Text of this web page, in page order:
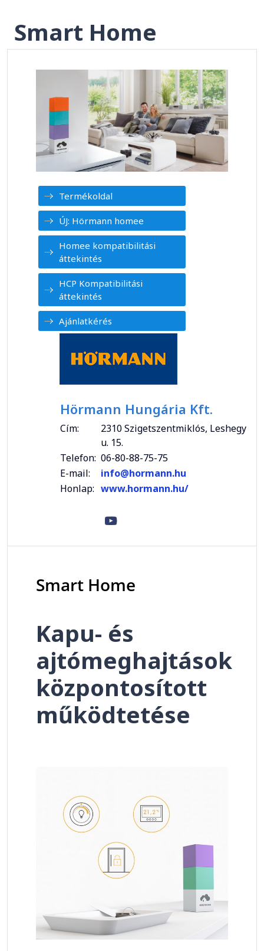
Smart Home
Termékoldal
ÚJ: Hörmann homee
Homee kompatibilitási
áttekintés
HCP Kompatibilitási
áttekintés
Ajánlatkérés
Hörmann Hungária Kft.
Cím:
2310 Szigetszentmiklós, Leshegy
u. 15.
Telefon: 06-80-88-75-75
E-mail:
info@hormann.hu
Honlap: www.hormann.hu/
Smart Home
Kapu- és
ajtómeghajtások
központosított
működtetése